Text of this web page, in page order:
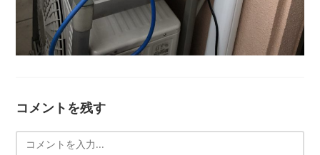
コメントを残す